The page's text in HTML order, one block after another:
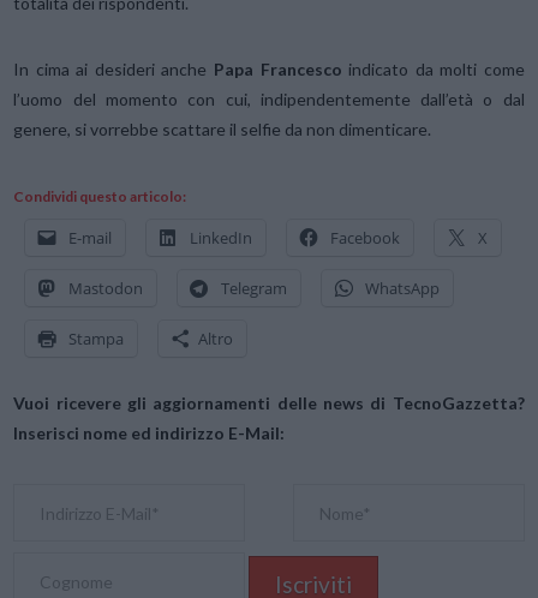
In cima ai desideri anche Papa Francesco indicato da molti come
l’uomo del momento con cui, indipendentemente dall’età o dal
genere, si vorrebbe scattare il selfie da non dimenticare.
Condividi questo articolo:
E-mail LinkedIn Facebook X
Mastodon Telegram WhatsApp
Stampa Altro
Vuoi ricevere gli aggiornamenti delle news di TecnoGazzetta?
Inserisci nome ed indirizzo E-Mail: